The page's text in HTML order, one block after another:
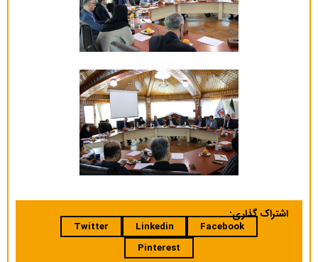
اشتراک گذاری:
Facebook
Linkedin
Twitter
Pinterest